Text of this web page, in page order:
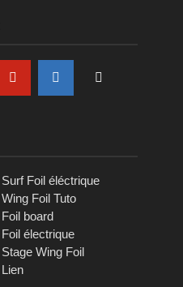
Surf Foil éléctrique
Wing Foil Tuto
Foil board
Foil électrique
Stage Wing Foil
Lien